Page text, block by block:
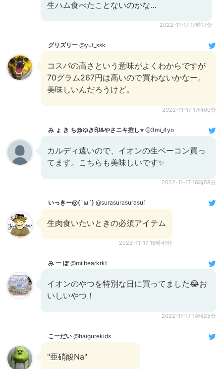
生ハム食べたことないのかな…
2022-11-17 17時17分
グリズリー @yut_ssk
コスパの高さという意味がよくわからですが
70グラム267円は高いので買わないかなー。
美味しいんだろうけど。
2022-11-17 17時00分
み ょ き ち@ゆき印&やさニキ推し⭐@3mi_4yo
カルディ遠いので、イオンの生ベーコン買っ
てます。こちらも美味しいです✨
2022-11-17 16時59分
いっきー@(´ω`) @surasurasurasu1
生肉食いたいときの必須アイテム
2022-11-17 16時41分
み ー ぽ@miibearkrkt
イオンのやつを特別な日に買ってました😂お
いしいやつ！
2022-11-17 14時25分
こーだい @haigurekids
"亜硝酸Na"